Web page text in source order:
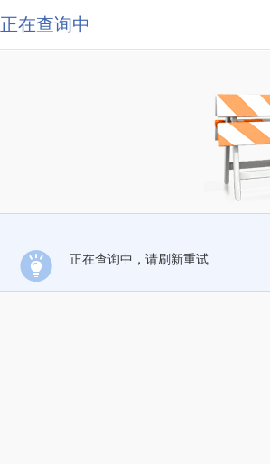
正在查询中
正在查询中，请刷新重试